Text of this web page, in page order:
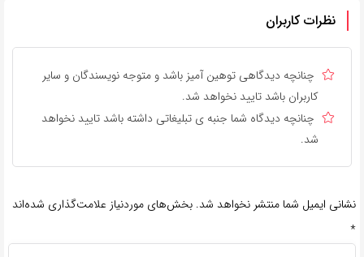
نظرات کاربران
چنانچه دیدگاهی توهین آمیز باشد و متوجه نویسندگان و سایر
کاربران باشد تایید نخواهد شد.
چنانچه دیدگاه شما جنبه ی تبلیغاتی داشته باشد تایید نخواهد
شد.
نشانی ایمیل شما منتشر نخواهد شد. بخش‌های موردنیاز علامت‌گذاری شده‌اند
*